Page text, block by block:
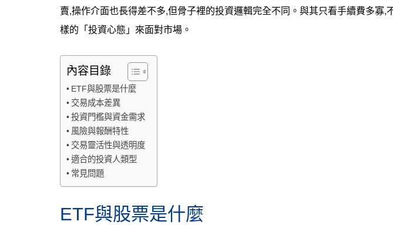
賣,操作介面也長得差不多,但骨子裡的投資邏輯完全不同。與其只看手續費多寡,
樣的「投資心態」來面對市場。
內容目錄
ETF與股票是什麼
交易成本差異
投資門檻與資金需求
風險與報酬特性
交易靈活性與透明度
適合的投資人類型
常見問題
ETF與股票是什麼